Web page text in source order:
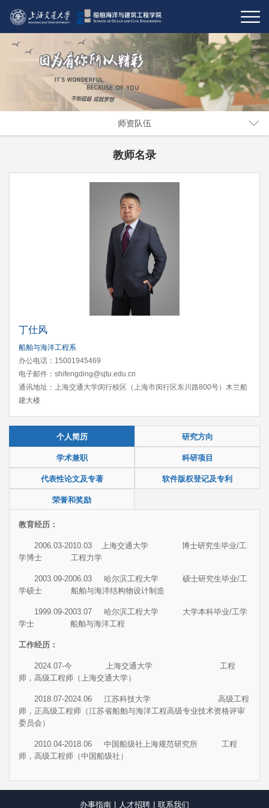
师资队伍
教师名录
丁仕风
船舶与海洋工程系
办公电话：15001945469
电子邮件：shifengding@sjtu.edu.cn
通讯地址：上海交通大学闵行校区（上海市闵行区东川路800号）木兰船
建大楼
个人简历 研究方向
学术兼职 科研项目
代表性论文及专著 软件版权登记及专利
荣誉和奖励
教育经历：
2006.03-2010.03 上海交通大学 博士研究生毕业/工
学博士 工程力学
2003.09-2006.03 哈尔滨工程大学 硕士研究生毕业/工
学硕士 船舶与海洋结构物设计制造
1999.09-2003.07 哈尔滨工程大学 大学本科毕业/工学
学士 船舶与海洋工程
工作经历：
2024.07-今 上海交通大学 工程
师，高级工程师（上海交通大学）
2018.07-2024.06 江苏科技大学 高级工程
师，正高级工程师（江苏省船舶与海洋工程高级专业技术资格评审
委员会）
2010.04-2018.06 中国船级社上海规范研究所 工程
师，高级工程师（中国船级社）
办事指南 人才招聘 联系我们